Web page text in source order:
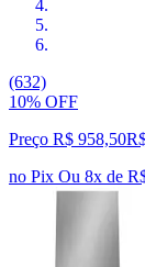
(632)
10% OFF
Preço R$ 958,50
no Pix Ou 8x de